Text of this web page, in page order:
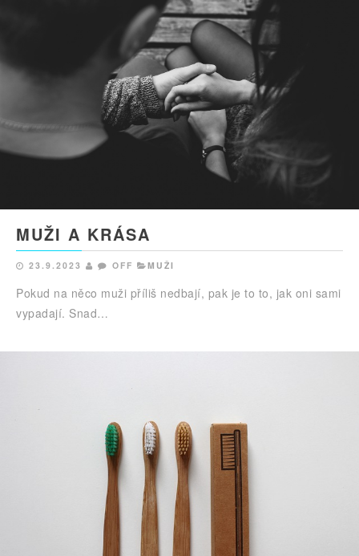
MUŽI A KRÁSA
23.9.2023 OFF MUŽI
Pokud na něco muži příliš nedbají, pak je to to, jak oni sami
vypadají. Snad…